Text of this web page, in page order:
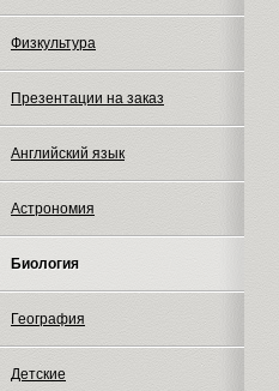
Физкультура
Презентации на заказ
Английский язык
Астрономия
Биология
География
Детские